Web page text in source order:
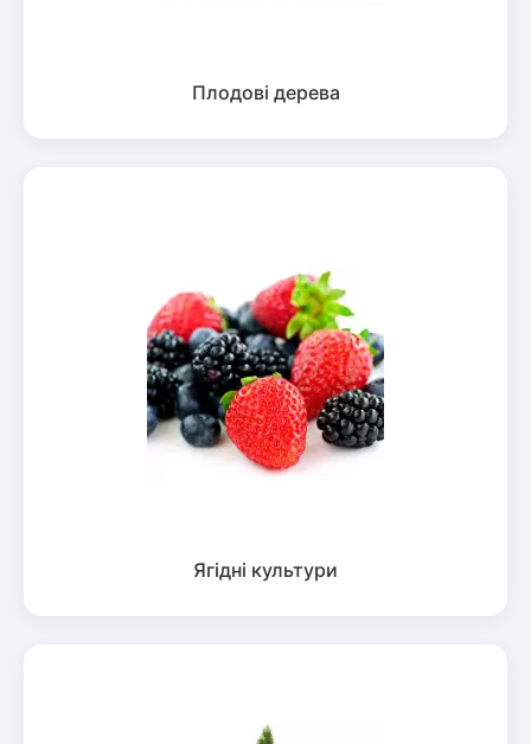
Плодові дерева
Ягідні культури